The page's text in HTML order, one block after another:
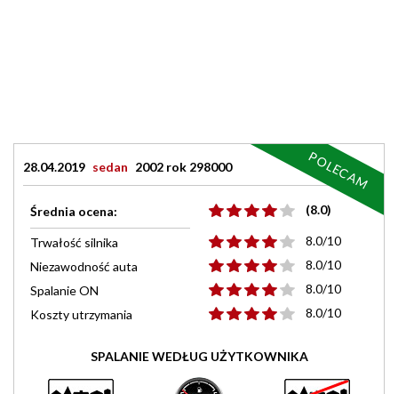
28.04.2019 sedan 2002 rok 298000
Średnia ocena: (8.0)
Trwałość silnika
8.0/10
Niezawodność auta
8.0/10
Spalanie ON
8.0/10
Koszty utrzymania
8.0/10
SPALANIE WEDŁUG UŻYTKOWNIKA
POLECAM